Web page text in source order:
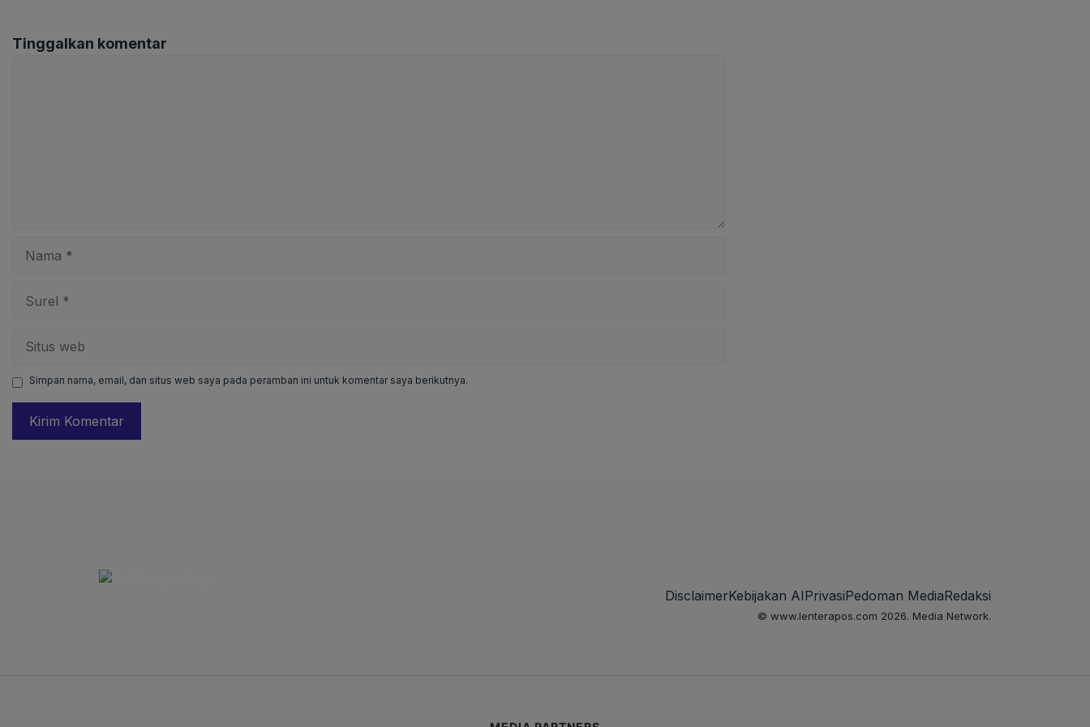
Tinggalkan komentar
web
Simpan nama, email, dan situs web saya pada peramban ini untuk komentar saya berikutnya.
DisclaimerKebijakan AIPrivasiPedoman MediaRedaksi
© www.lenterapos.com 2026. Media Network.